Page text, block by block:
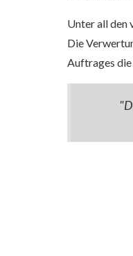
Unter all den
Die
Auftrages